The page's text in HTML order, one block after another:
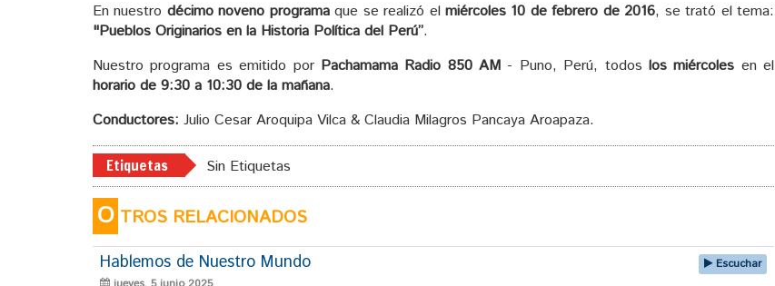
aumentar
o
disminuir
En nuestro décimo noveno programaque se realizó elmiércoles 10 de febrero de 2016, se trató el tema:
"Pueblos Originarios en la Historia Política del Perú”.
Nuestro programa es emitido por Pachamama Radio 850 AM - Puno, Perú, todos los miércoles en el
horario de 9:30 a 10:30 de la mañana.
Conductores: Julio Cesar Aroquipa Vilca & Claudia Milagros Pancaya Aroapaza.
Etiquetas Sin Etiquetas
O TROS RELACIONADOS
Hablemos de Nuestro Mundo Escuchar